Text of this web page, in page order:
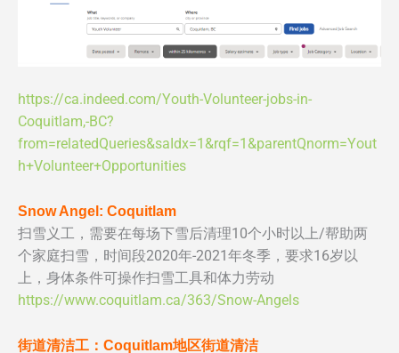
https://ca.indeed.com/Youth-Volunteer-jobs-in-
Coquitlam,-BC?
from=relatedQueries&saIdx=1&rqf=1&parentQnorm=Yout
h+Volunteer+Opportunities
Snow Angel: Coquitlam
扫雪义工，需要在每场下雪后清理10个小时以上/帮助两
个家庭扫雪，时间段2020年-2021年冬季，要求16岁以
上，身体条件可操作扫雪工具和体力劳动
https://www.coquitlam.ca/363/Snow-Angels
街道清洁工：Coquitlam地区街道清洁